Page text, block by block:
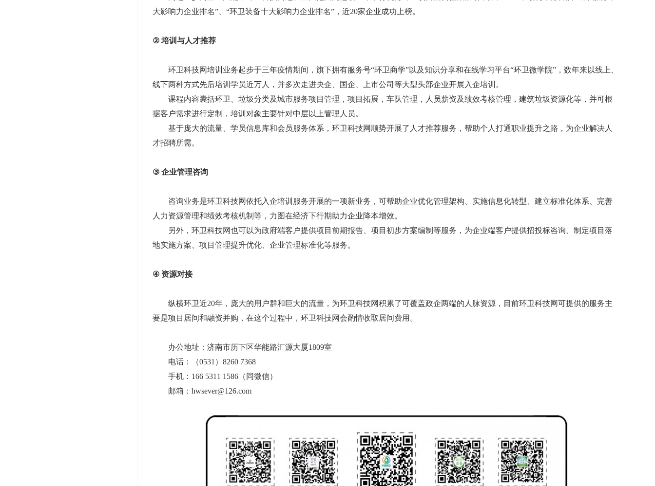
大影响力企业排名”、“环卫装备十大影响力企业排名”，近20家企业成功上榜。
② 培训与人才推荐
环卫科技网培训业务起步于三年疫情期间，旗下拥有服务号“环卫商学”以及知识分享和在线学习平台“环卫微学院”，数年来以线上、
线下两种方式先后培训学员近万人，并多次走进央企、国企、上市公司等大型头部企业开展入企培训。
课程内容囊括环卫、垃圾分类及城市服务项目管理，项目拓展，车队管理，人员薪资及绩效考核管理，建筑垃圾资源化等，并可根
据客户需求进行定制，培训对象主要针对中层以上管理人员。
基于庞大的流量、学员信息库和会员服务体系，环卫科技网顺势开展了人才推荐服务，帮助个人打通职业提升之路，为企业解决人
才招聘所需。
③ 企业管理咨询
咨询业务是环卫科技网依托入企培训服务开展的一项新业务，可帮助企业优化管理架构、实施信息化转型、建立标准化体系、完善
人力资源管理和绩效考核机制等，力图在经济下行期助力企业降本增效。
另外，环卫科技网也可以为政府端客户提供项目前期报告、项目初步方案编制等服务，为企业端客户提供招投标咨询、制定项目落
地实施方案、项目管理提升优化、企业管理标准化等服务。
④ 资源对接
纵横环卫近20年，庞大的用户群和巨大的流量，为环卫科技网积累了可覆盖政企两端的人脉资源，目前环卫科技网可提供的服务主
要是项目居间和融资并购，在这个过程中，环卫科技网会酌情收取居间费用。
办公地址：济南市历下区华能路汇源大厦1809室
电话：（0531）8260 7368
手机：166 5311 1586（同微信）
邮箱：hwsever@126.com